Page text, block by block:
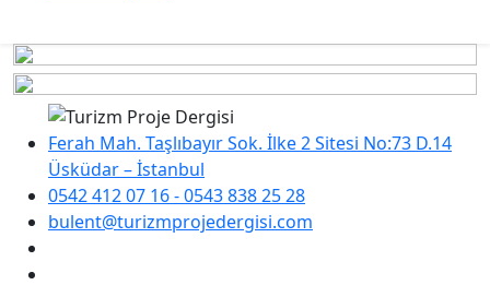
Ferah Mah. Taşlıbayır Sok. İlke 2 Sitesi No:73 D.14
Üsküdar – İstanbul
0542 412 07 16 - 0543 838 25 28
bulent@turizmprojedergisi.com